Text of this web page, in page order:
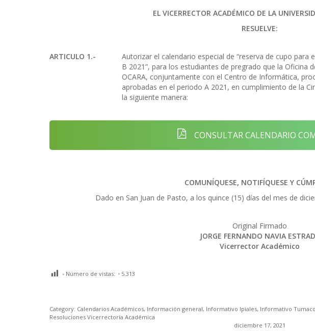
EL VICERRECTOR ACADÉMICO DE LA
RESUELVE:
ARTICULO 1.-
Autorizar el calendario especial de “reserva de cupo
B 2021”, para los estudiantes de pregrado que la Oficina
OCARA, conjuntamente con el Centro de Informática,
aprobadas en el periodo A 2021, en cumplimiento de la
la siguiente manera:
CONSULTAR CALENDARIO
COMUNÍQUESE, NOTIFÍQUESE Y
Dado en San Juan de Pasto, a los quince (15) días del mes de
Original Firmado
JORGE FERNANDO NAVIA
Vicerrector Académico
Número de vistas: 5.313
Category: Calendarios Académicos, Información general, Informativo Ipiales, Informativo Tumaco
Resoluciones Vicerrectoría Académica
diciembre 17, 2021